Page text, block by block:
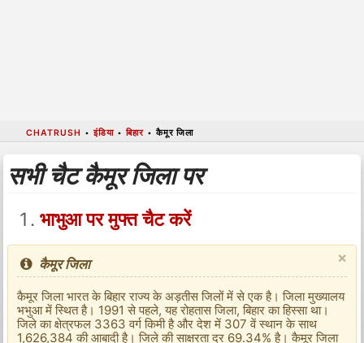
CHATRUSH •इंडिया•बिहार•कैमूर जिला
सभी चैट कैमूर जिला पर
भाभुआ पर मुफ्त चैट करें
×
कैमूर जिला
कैमूर जिला भारत के बिहार राज्य के अड़तीस जिलों में से एक है। जिला मुख्यालय
भभुआ में स्थित है। 1991 से पहले, यह रोहतास जिला, बिहार का हिस्सा था।
जिले का क्षेत्रफल 3363 वर्ग किमी है और देश में 307 वें स्थान के साथ
1,626,384 की आबादी है। जिले की साक्षरता दर 69.34% है। कैमूर जिला